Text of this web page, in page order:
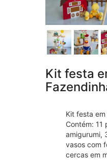
Kit festa
Kit festa
Contém: 11
amigurumi,
vasos com
cercas em